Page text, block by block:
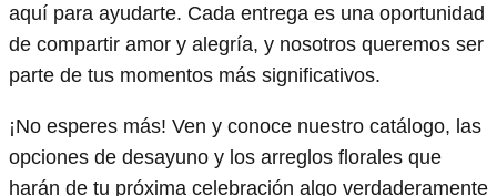
aquí para ayudarte. Cada entrega es una oportunidad
de compartir amor y alegría, y nosotros queremos ser
parte de tus momentos más significativos.
¡No esperes más! Ven y conoce nuestro catálogo, las
opciones de desayuno y los arreglos florales que
harán de tu próxima celebración algo verdaderamente